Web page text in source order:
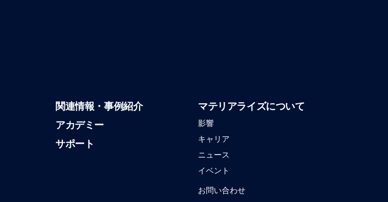
関連情報・事例紹介
アカデミー
サポート
マテリアライズについて
影響
キャリア
ニュース
イベント
お問い合わせ